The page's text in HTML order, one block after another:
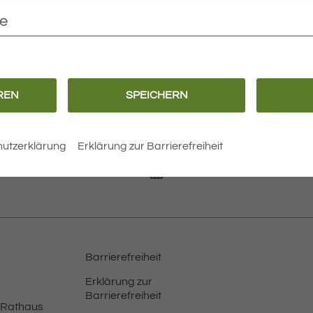
Barrierefreiheit
Erklärung zur
Barrierefreiheit
SPEICHERN
Erklärung zur Barrierefreiheit